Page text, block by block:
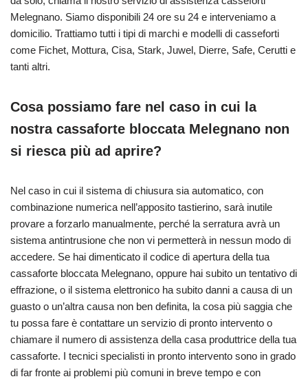
Melegnano. Siamo disponibili 24 ore su 24 e interveniamo a
domicilio. Trattiamo tutti i tipi di marchi e modelli di casseforti
come Fichet, Mottura, Cisa, Stark, Juwel, Dierre, Safe, Cerutti e
tanti altri.
Cosa possiamo fare nel caso in cui la
nostra cassaforte bloccata Melegnano non
si riesca più ad aprire?
Nel caso in cui il sistema di chiusura sia automatico, con
combinazione numerica nell’apposito tastierino, sarà inutile
provare a forzarlo manualmente, perché la serratura avrà un
sistema antintrusione che non vi permetterà in nessun modo di
accedere. Se hai dimenticato il codice di apertura della tua
cassaforte bloccata Melegnano, oppure hai subito un tentativo di
effrazione, o il sistema elettronico ha subito danni a causa di un
guasto o un’altra causa non ben definita, la cosa più saggia che
tu possa fare è contattare un servizio di pronto intervento o
chiamare il numero di assistenza della casa produttrice della tua
cassaforte. I tecnici specialisti in pronto intervento sono in grado
di far fronte ai problemi più comuni in breve tempo e con